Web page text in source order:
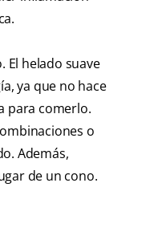
El helado suave
ya que no hace
para comerlo.
o
Además,
de un cono.